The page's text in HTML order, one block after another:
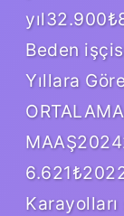
Beden
Yıllara
ORTALAMA